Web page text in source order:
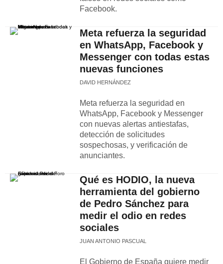
Facebook.
Meta refuerza la seguridad
en WhatsApp, Facebook y
Messenger con todas estas
nuevas funciones
DAVID HERNÁNDEZ
Meta refuerza la seguridad en
WhatsApp, Facebook y Messenger
con nuevas alertas antiestafas,
detección de solicitudes
sospechosas, y verificación de
anunciantes.
Qué es HODIO, la nueva
herramienta del gobierno
de Pedro Sánchez para
medir el odio en redes
sociales
JUAN ANTONIO PASCUAL
El Gobierno de España quiere medir